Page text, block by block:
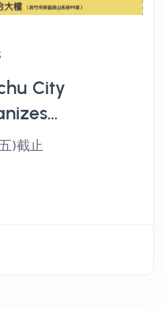
City
Public
)截止